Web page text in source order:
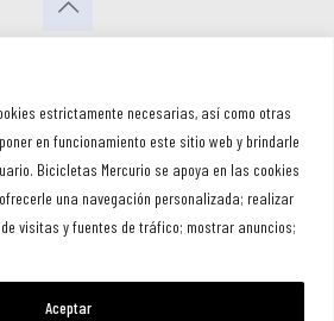
estrictamente necesarias, así como otras
en funcionamiento este sitio web y brindarle
Bicicletas Mercurio se apoya en las cookies
una navegación personalizada; realizar
visitas y fuentes de tráfico; mostrar anuncios;
Aceptar
Todos los Derechos Reservados